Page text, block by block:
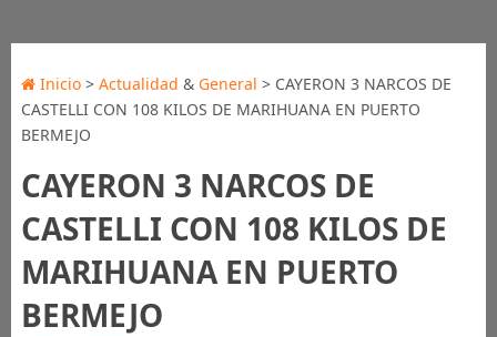
Inicio> Actualidad & General > CAYERON 3 NARCOS DE
CASTELLI CON 108 KILOS DE MARIHUANA EN PUERTO
BERMEJO
CAYERON 3 NARCOS DE
CASTELLI CON 108 KILOS DE
MARIHUANA EN PUERTO
BERMEJO